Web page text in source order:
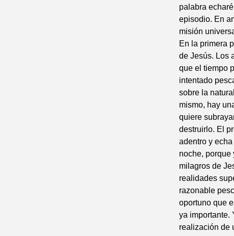
palabra
episodio. En
misión
En la primera
de Jesús. Los
que el tiempo
intentado
sobre la
mismo, hay
quiere
destruirlo. El
adentro y
noche, porque
milagros de
realidades
razonable
oportuno que
ya importante.
realización de